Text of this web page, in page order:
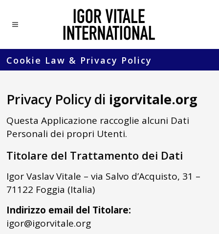
Cookie Law & Privacy Policy
Privacy Policy di igorvitale.org
Questa Applicazione raccoglie alcuni Dati
Personali dei propri Utenti.
Titolare del Trattamento dei Dati
Igor Vaslav Vitale – via Salvo d’Acquisto, 31 –
71122 Foggia (Italia)
Indirizzo email del Titolare:
igor@igorvitale.org